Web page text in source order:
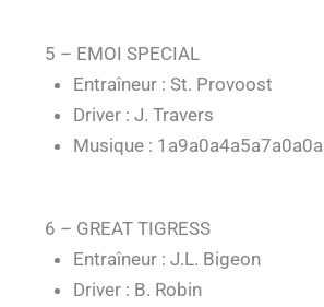
5 – EMOI SPECIAL
Entraîneur : St. Provoost
Driver : J. Travers
Musique :
6 – GREAT TIGRESS
Entraîneur : J.L. Bigeon
Driver : B. Robin